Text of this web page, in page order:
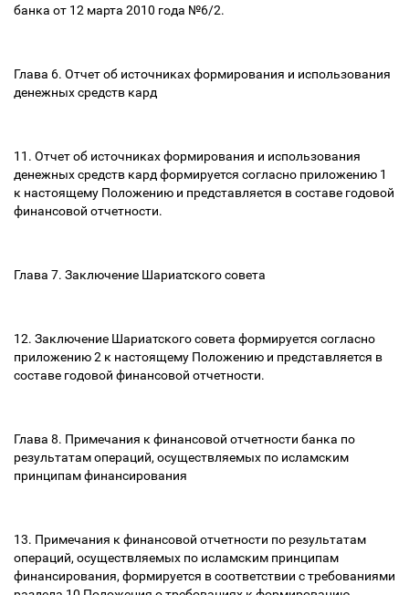
банка от 12 марта 2010 года №6/2.
Глава 6. Отчет об источниках формирования и использования
денежных средств кард
11. Отчет об источниках формирования и использования
денежных средств кард формируется согласно приложению 1
к настоящему Положению и представляется в составе годовой
финансовой отчетности.
Глава 7. Заключение Шариатского совета
12. Заключение Шариатского совета формируется согласно
приложению 2 к настоящему Положению и представляется в
составе годовой финансовой отчетности.
Глава 8. Примечания к финансовой отчетности банка по
результатам операций, осуществляемых по исламским
принципам финансирования
13. Примечания к финансовой отчетности по результатам
операций, осуществляемых по исламским принципам
финансирования, формируется в соответствии с требованиями